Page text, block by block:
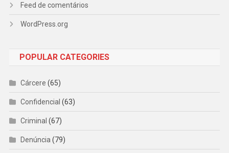
Feed de comentários
WordPress.org
POPULAR CATEGORIES
Cárcere (65)
Confidencial (63)
Criminal (67)
Denúncia (79)